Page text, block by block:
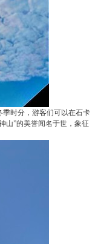
时分，游客们可以在石卡
山”的美誉闻名于世，象征